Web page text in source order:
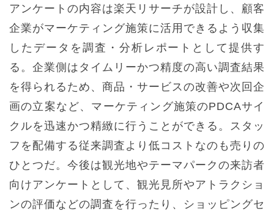
アンケートの内容は楽天リサーチが設計し、顧客
企業がマーケティング施策に活用できるよう収集
したデータを調査・分析レポートとして提供す
る。企業側はタイムリーかつ精度の高い調査結果
を得られるため、商品・サービスの改善や次回企
画の立案など、マーケティング施策のPDCAサイ
クルを迅速かつ精緻に行うことができる。スタッ
フを配備する従来調査より低コストなのも売りの
ひとつだ。今後は観光地やテーマパークの来訪者
向けアンケートとして、観光見所やアトラクショ
ンの評価などの調査を行ったり、ショッピングセ